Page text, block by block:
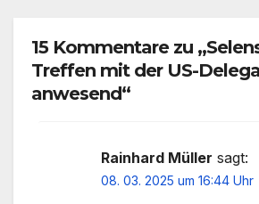
15 Kommentare zu
Treffen mit der US-
anwesend“
Rainhard Müller sagt:
08. 03. 2025 um 16:44 Uhr